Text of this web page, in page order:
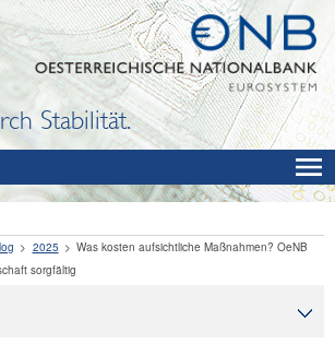
Stabilität.
2025
Was kosten aufsichtliche Maßnahmen? OeNB
sorgfältig